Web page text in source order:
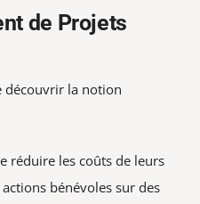
de Projets
découvrir la notion
réduire les coûts de leurs
bénévoles sur des